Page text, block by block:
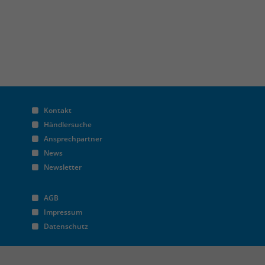
Kontakt
Händlersuche
Ansprechpartner
News
Newsletter
AGB
Impressum
Datenschutz